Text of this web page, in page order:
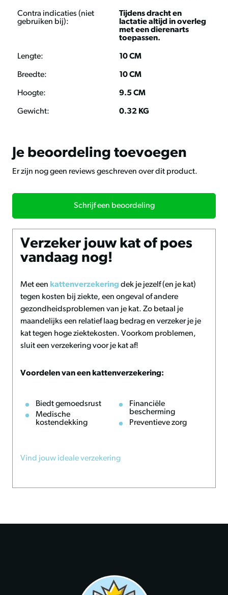
johannesbroodpitmeel. De analytische bestanddelen zijn
Ruwe as: 15,4%
Ruwe celstof: 11,8%
CBD totaal: 2,0%
HEMP0007: 250 g
HEMP0009: 500 g
Contra indicaties (niet
gebruiken bij):
Tijdens dracht en
lactatie altijd in overleg
met een dierenarts
toepassen.
Lengte: 10 CM
Breedte: 10 CM
Hoogte: 9.5 CM
Gewicht: 0.32 KG
Je beoordeling toevoegen
Er zijn nog geen reviews geschreven over dit product.
Schrijf een beoordeling
Verzeker jouw kat of poes
vandaag nog!
Met een kattenverzekering dek je jezelf (en je kat)
tegen kosten bij ziekte, een ongeval of andere
gezondheidsproblemen van je kat. Zo betaal je
maandelijks een relatief laag bedrag en verzeker je je
kat tegen hoge ziektekosten. Voorkom problemen,
sluit een verzekering voor je kat af!
Voordelen van een kattenverzekering:
Biedt gemoedsrust
Medische
kostendekking
Financiële
bescherming
Preventieve zorg
Vind jouw ideale verzekering